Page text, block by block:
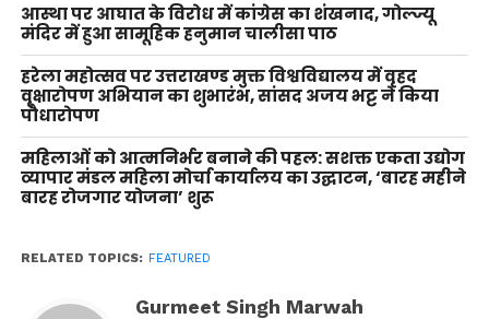
आस्था पर आघात के विरोध में कांग्रेस का शंखनाद, गोल्ज्यू
मंदिर में हुआ सामूहिक हनुमान चालीसा पाठ
हरेला महोत्सव पर उत्तराखण्ड मुक्त विश्वविद्यालय में वृहद
वृक्षारोपण अभियान का शुभारंभ, सांसद अजय भट्ट ने किया
पौधारोपण
महिलाओं को आत्मनिर्भर बनाने की पहल: सशक्त एकता उद्योग
व्यापार मंडल महिला मोर्चा कार्यालय का उद्घाटन, ‘बारह महीने
बारह रोजगार योजना’ शुरू
RELATED TOPICS: FEATURED
Gurmeet Singh Marwah